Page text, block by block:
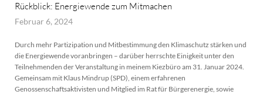
Rückblick: Energiewende zum Mitmachen
Februar 6, 2024
Durch mehr Partizipation und Mitbestimmung den Klimaschutz stärken und
die Energiewende voranbringen – darüber herrschte Einigkeit unter den
Teilnehmenden der Veranstaltung in meinem Kiezbüro am 31. Januar 2024.
Gemeinsam mit Klaus Mindrup (SPD), einem erfahrenen
Genossenschaftsaktivisten und Mitglied im Rat für Bürgerenergie, sowie